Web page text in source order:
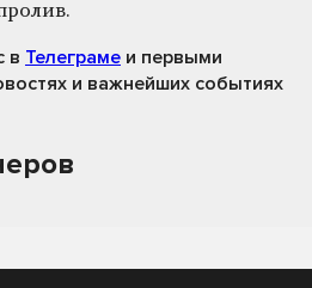
в Телеграме и первыми
и важнейших событиях